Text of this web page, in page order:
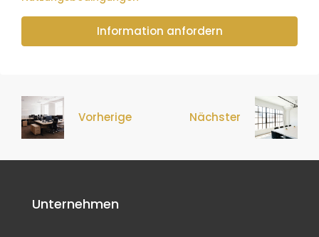
Information anfordern
Vorherige Nächster
Unternehmen